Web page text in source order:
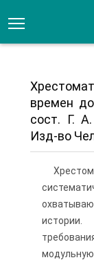
времен
сост. Г.
Изд-во